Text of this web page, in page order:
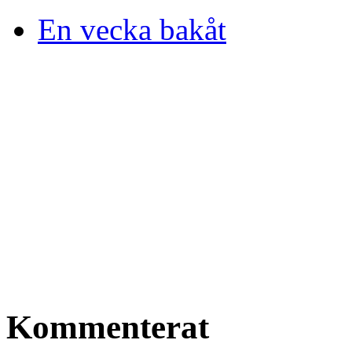
En vecka bakåt
Kommenterat